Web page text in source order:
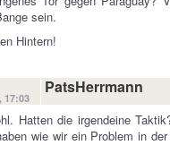
sein.
Hintern!
17:03
PatsHerrmann
Hatten die irgendeine
wie wir ein Problem in